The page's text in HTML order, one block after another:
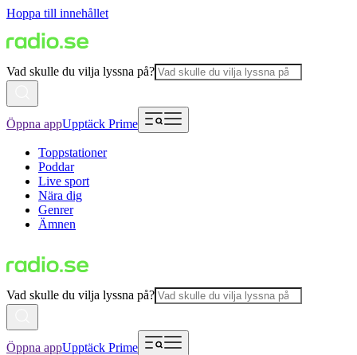
Hoppa till innehållet
Vad skulle du vilja lyssna på?
Öppna appUpptäck Prime
Toppstationer
Poddar
Live sport
Nära dig
Genrer
Ämnen
Vad skulle du vilja lyssna på?
Öppna appUpptäck Prime